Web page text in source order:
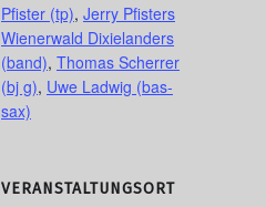
Pfister (tp), Jerry Pfisters
Wienerwald Dixielanders
(band), Thomas Scherrer
(bj g), Uwe Ladwig (bas-
sax)
VERANSTALTUNGSORT